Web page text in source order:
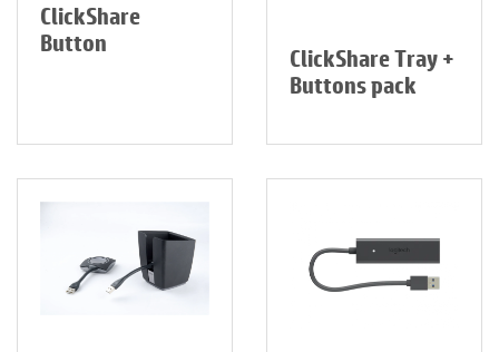
ClickShare
Button
ClickShare Tray +
Buttons pack